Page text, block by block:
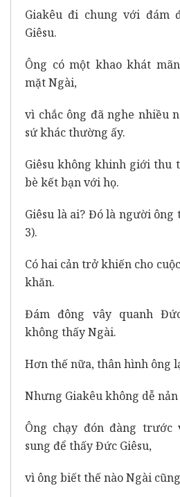
Giakêu đi chung với đám
Giêsu.
Ông có một khao khát
mặt Ngài,
vì chắc ông đã nghe nhiều
sứ khác thường ấy.
Giêsu không khinh giới thu
bè kết bạn với họ.
Giêsu là ai? Đó là người ông
3).
Có hai cản trở khiến cho
khăn.
Đám đông vây quanh
không thấy Ngài.
Hơn thế nữa, thân hình ông
Nhưng Giakêu không dễ
Ông chạy đón đàng trước
sung để thấy Đức Giêsu,
vì ông biết thế nào Ngài